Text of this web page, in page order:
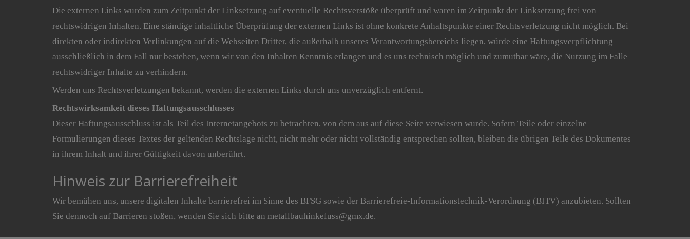
Die externen Links wurden zum Zeitpunkt der Linksetzung auf eventuelle Rechtsverstöße überprüft und waren im Zeitpunkt der Linksetzung frei von
rechtswidrigen Inhalten. Eine ständige inhaltliche Überprüfung der externen Links ist ohne konkrete Anhaltspunkte einer Rechtsverletzung nicht möglich. Bei
direkten oder indirekten Verlinkungen auf die Webseiten Dritter, die außerhalb unseres Verantwortungsbereichs liegen, würde eine Haftungsverpflichtung
ausschließlich in dem Fall nur bestehen, wenn wir von den Inhalten Kenntnis erlangen und es uns technisch möglich und zumutbar wäre, die Nutzung im Falle
rechtswidriger Inhalte zu verhindern.
Werden uns Rechtsverletzungen bekannt, werden die externen Links durch uns unverzüglich entfernt.
Rechtswirksamkeit dieses Haftungsausschlusses
Dieser Haftungsausschluss ist als Teil des Internetangebots zu betrachten, von dem aus auf diese Seite verwiesen wurde. Sofern Teile oder einzelne
Formulierungen dieses Textes der geltenden Rechtslage nicht, nicht mehr oder nicht vollständig entsprechen sollten, bleiben die übrigen Teile des Dokumentes
in ihrem Inhalt und ihrer Gültigkeit davon unberührt.
Hinweis zur Barrierefreiheit
Wir bemühen uns, unsere digitalen Inhalte barrierefrei im Sinne des BFSG sowie der Barrierefreie-Informationstechnik-Verordnung (BITV) anzubieten. Sollten
Sie dennoch auf Barrieren stoßen, wenden Sie sich bitte an metallbauhinkefuss@gmx.de.